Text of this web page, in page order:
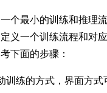
个最小的训练和推理
义一个训练流程和对
下面的步骤：
训练的方式，界面方式